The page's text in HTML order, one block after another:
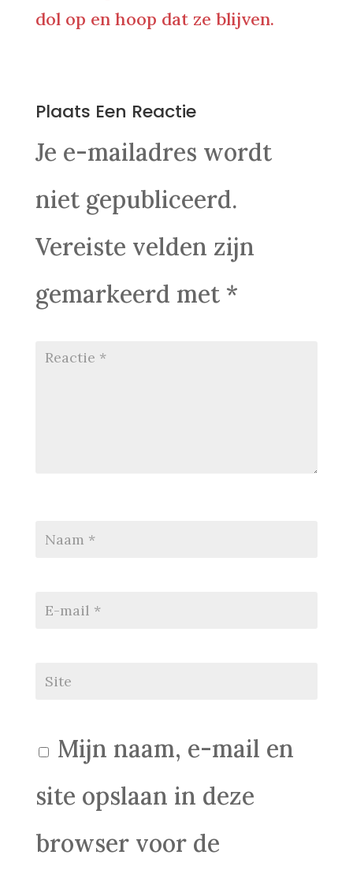
dol op en hoop dat ze blijven.
Plaats Een Reactie
Je e-mailadres wordt
niet gepubliceerd.
Vereiste velden zijn
gemarkeerd met *
Mijn naam, e-mail en
site opslaan in deze
browser voor de